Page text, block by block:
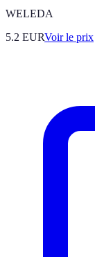
WELEDA
5.2 EURVoir le prix